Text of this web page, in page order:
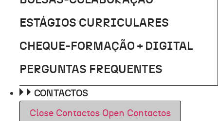
ESTÁGIOS CURRICULARES
CHEQUE-FORMAÇÃO + DIGITAL
PERGUNTAS FREQUENTES
CONTACTOS
Close Contactos Open Contactos